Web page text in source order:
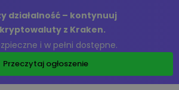
działalność – kontynuuj
z Kraken.
i w pełni dostępne.
Przeczytaj ogłoszenie